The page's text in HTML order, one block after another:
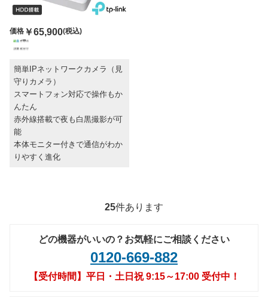
価格 ￥65,900(税込)
簡単IPネットワークカメラ（見
守りカメラ）
スマートフォン対応で操作もか
んたん
赤外線搭載で夜も白黒撮影が可
能
本体モニター付きで通信がわか
りやすく進化
25件あります
どの機器がいいの？お気軽にご相談ください
0120-669-882
【受付時間】平日・土日祝 9:15～17:00 受付中！